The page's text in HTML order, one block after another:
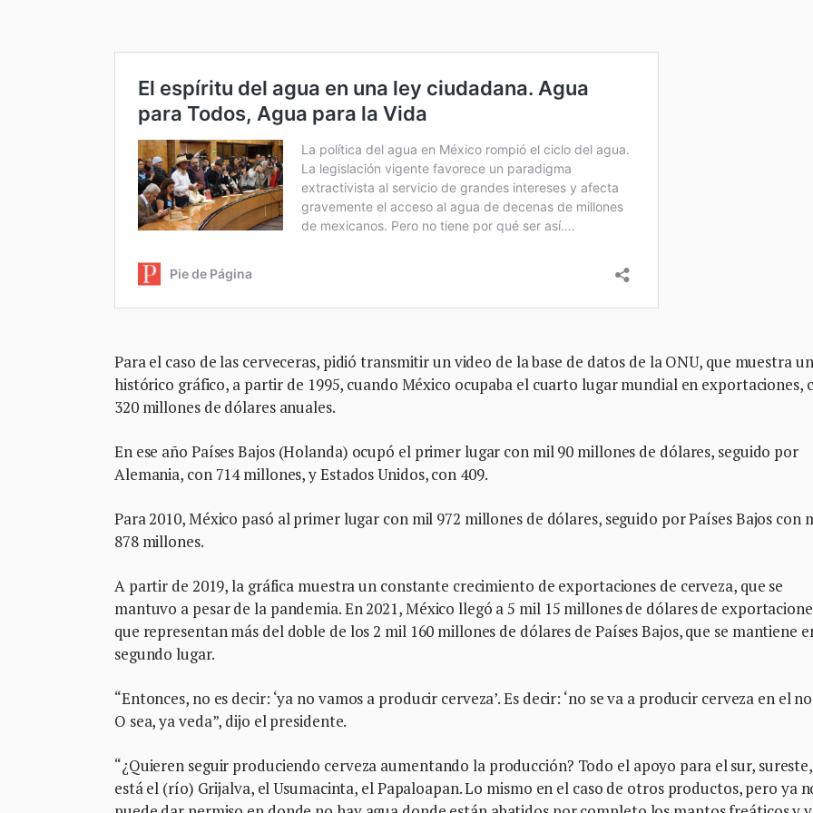
Para el caso de las cerveceras, pidió transmitir un video de la base de datos de la ONU, que muestra un
histórico gráfico, a partir de 1995, cuando México ocupaba el cuarto lugar mundial en exportaciones,
320 millones de dólares anuales.
En ese año Países Bajos (Holanda) ocupó el primer lugar con mil 90 millones de dólares, seguido por
Alemania, con 714 millones, y Estados Unidos, con 409.
Para 2010, México pasó al primer lugar con mil 972 millones de dólares, seguido por Países Bajos con
878 millones.
A partir de 2019, la gráfica muestra un constante crecimiento de exportaciones de cerveza, que se
mantuvo a pesar de la pandemia. En 2021, México llegó a 5 mil 15 millones de dólares de
que representan más del doble de los 2 mil 160 millones de dólares de Países Bajos, que se mantiene
segundo lugar.
“Entonces, no es decir: ‘ya no vamos a producir cerveza’. Es decir: ‘no se va a producir cerveza en el
O sea, ya veda”, dijo el presidente.
“¿Quieren seguir produciendo cerveza aumentando la producción? Todo el apoyo para el sur,
está el (río) Grijalva, el Usumacinta, el Papaloapan. Lo mismo en el caso de otros productos, pero ya